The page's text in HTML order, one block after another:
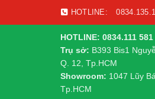
HOTLINE:
HOTLINE: 0834.111
Trụ sở: B393 Bis1
Q. 12, Tp.HCM
Showroom: 1047 Lũy
Tp.HCM